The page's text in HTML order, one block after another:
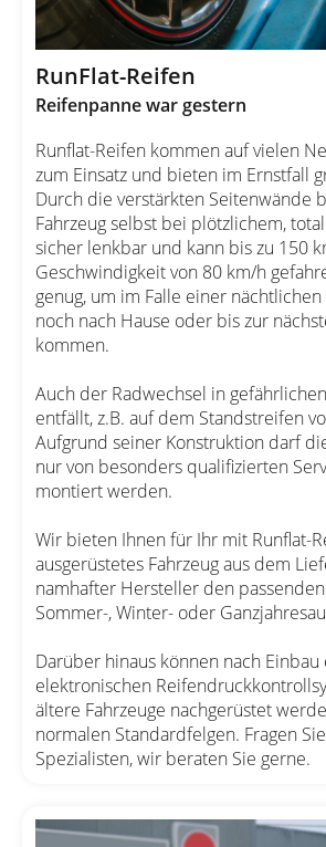
RunFlat-Reifen
Reifenpanne war gestern
Runflat-Reifen kommen auf vielen
zum Einsatz und bieten im Ernstfall
Durch die verstärkten Seitenwände
Fahrzeug selbst bei plötzlichem,
sicher lenkbar und kann bis zu 150
Geschwindigkeit von 80 km/h
genug, um im Falle einer
noch nach Hause oder bis zur
kommen.
Auch der Radwechsel in
entfällt, z.B. auf dem Standstreifen
Aufgrund seiner Konstruktion darf
nur von besonders qualifizierten
montiert werden.
Wir bieten Ihnen für Ihr mit Runflat-
ausgerüstetes Fahrzeug aus dem
namhafter Hersteller den passenden
Sommer-, Winter- oder
Darüber hinaus können nach Einbau
elektronischen
ältere Fahrzeuge nachgerüstet
normalen Standardfelgen. Fragen
Spezialisten, wir beraten Sie gerne.